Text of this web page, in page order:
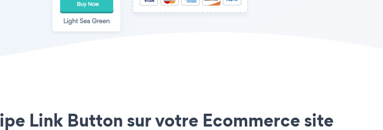
Link Button sur votre Ecommerce site